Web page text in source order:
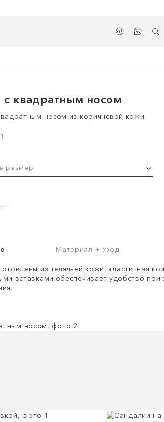
квадратным носом
носом из коричневой кожи
размер
Материал + Уход
из телячьей кожи, эластичная
вставками обеспечивает удобство